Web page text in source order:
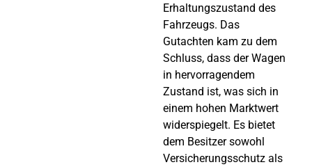
Erhaltungszustand des
Fahrzeugs. Das
Gutachten kam zu dem
Schluss, dass der Wagen
in hervorragendem
Zustand ist, was sich in
einem hohen Marktwert
widerspiegelt. Es bietet
dem Besitzer sowohl
Versicherungsschutz als